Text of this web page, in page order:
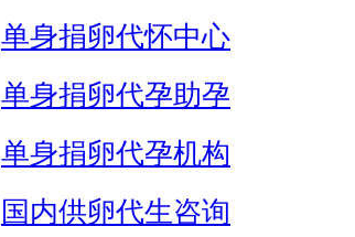
单身捐卵代怀中心
单身捐卵代孕助孕
单身捐卵代孕机构
国内供卵代生咨询